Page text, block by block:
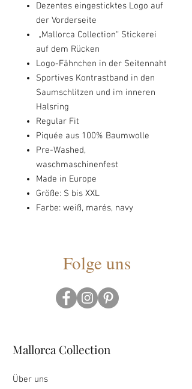
Dezentes eingesticktes Logo auf
der Vorderseite
„Mallorca Collection“ Stickerei
auf dem Rücken
Logo-Fähnchen in der Seitennaht
Sportives Kontrastband in den
Saumschlitzen und im inneren
Halsring
Regular Fit
Piquée aus 100% Baumwolle
Pre-Washed,
waschmaschinenfest
Made in Europe
Größe: S bis XXL
Farbe: weiß, marés, navy
Folge uns
Mallorca Collection
Über uns